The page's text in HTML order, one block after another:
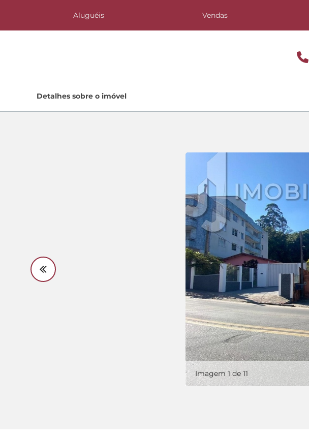
Aluguéis Vendas
Lançamentos
Detalhes sobre o imóvel
Imagem 1 de 11